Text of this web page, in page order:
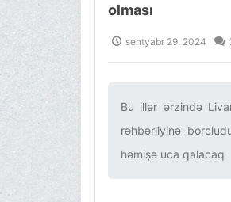
olması
sentyabr 29, 2024
Bu illər ərzində
rəhbərliyinə
həmişə uca qalacaq‌